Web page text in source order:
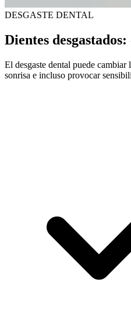
DESGASTE DENTAL
Dientes
El desgaste dental puede
sonrisa e incluso provocar